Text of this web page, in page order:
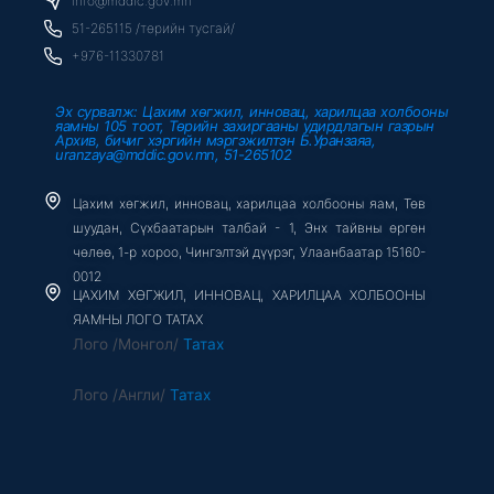
k
f
51-265115 /төрийн тусгай/
+976-11330781
Эх сурвалж: Цахим хөгжил, инновац, харилцаа холбооны
яамны 105 тоот, Төрийн захиргааны удирдлагын газрын
Архив, бичиг хэргийн мэргэжилтэн Б.Уранзаяа,
uranzaya@mddic.gov.mn, 51-265102
Цахим хөгжил, инновац, харилцаа холбооны яам, Төв
шуудан, Сүхбаатарын талбай - 1, Энх тайвны өргөн
чөлөө, 1-р хороо, Чингэлтэй дүүрэг, Улаанбаатар 15160-
0012
ЦАХИМ ХӨГЖИЛ, ИННОВАЦ, ХАРИЛЦАА ХОЛБООНЫ
ЯАМНЫ ЛОГО ТАТАХ
Лого /Монгол/ Татах
Лого /Англи/ Татах